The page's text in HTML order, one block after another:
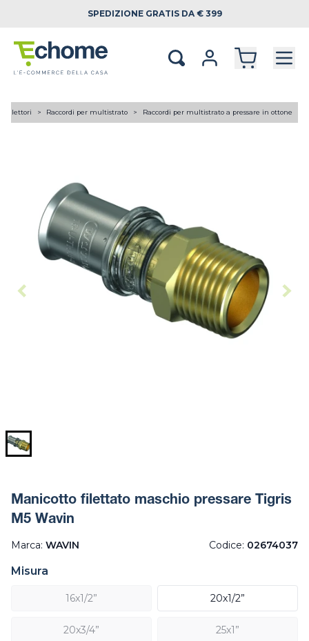
SPEDIZIONE GRATIS DA € 399
collettori Raccordi per multistrato Raccordi per multistrato a pressare in ottone
Manicotto filettato maschio pressare Tigris
M5 Wavin
Marca: WAVIN Codice: 02674037
Misura
16x1/2” 20x1/2”
20x3/4” 25x1”